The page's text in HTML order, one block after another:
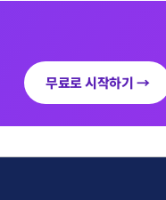
무료로 시작하기 →